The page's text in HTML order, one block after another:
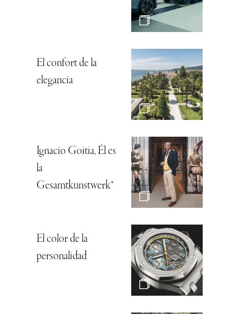
El confort de la
elegancia
Ignacio Goitia, Él es
la
Gesamtkunstwerk*
El color de la
personalidad